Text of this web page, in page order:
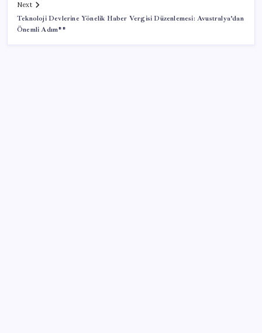
Next
Teknoloji Devlerine Yönelik Haber Vergisi Düzenlemesi: Avustralya’dan
Önemli Adım**